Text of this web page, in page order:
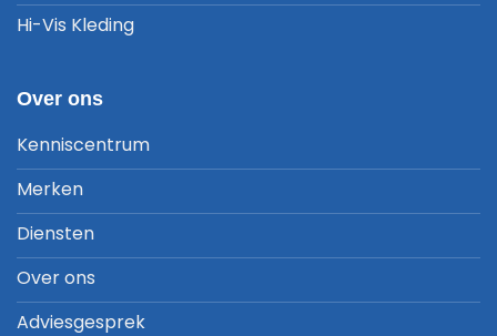
Hi-Vis Kleding
Over ons
Kenniscentrum
Merken
Diensten
Over ons
Adviesgesprek